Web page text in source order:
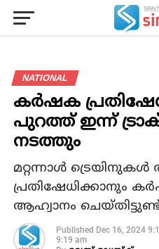
NATIONAL
കര്‍ഷക
പുറത്ത് ഇന്ന്
നടത്തും
മറ്റന്നാള്‍
പ്രതിഷേധിക്കാനും
ആഹ്വാനം
Published Dec 16, 2024
9:19 am